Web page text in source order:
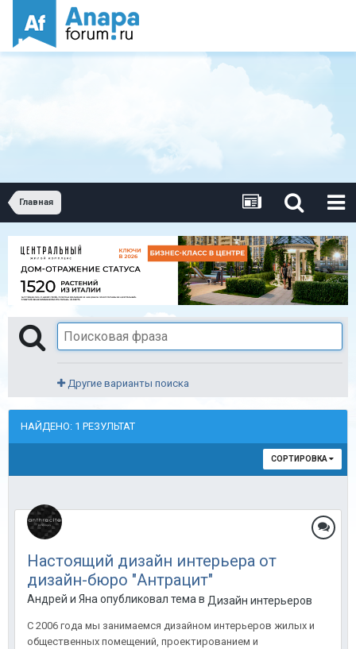
Главная
Другие варианты поиска
НАЙДЕНО: 1 РЕЗУЛЬТАТ
СОРТИРОВКА
Настоящий дизайн интерьера от
дизайн-бюро "Антрацит"
Андрей и Яна опубликовал тема в Дизайн интерьеров
С 2006 года мы занимаемся дизайном интерьеров жилых и
общественных помещений, проектированием и